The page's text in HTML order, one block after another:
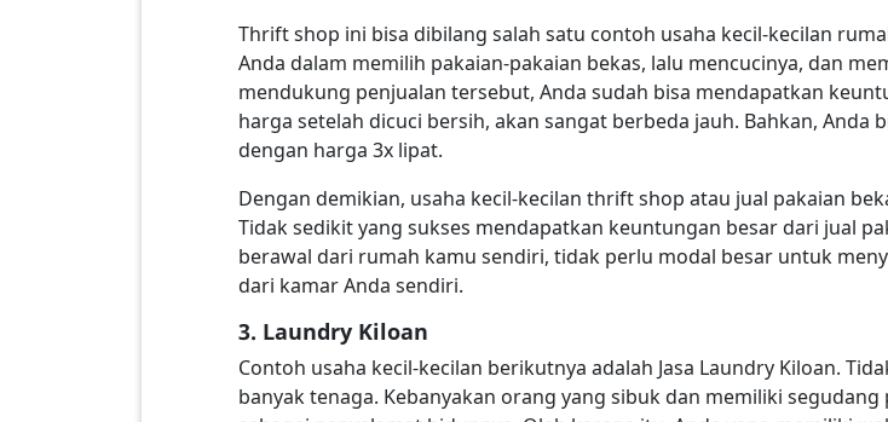
Thrift shop ini bisa dibilang salah satu contoh usaha kecil-kecilan
Anda dalam memilih pakaian-pakaian bekas, lalu mencucinya, dan
mendukung penjualan tersebut, Anda sudah bisa mendapatkan
harga setelah dicuci bersih, akan sangat berbeda jauh. Bahkan,
dengan harga 3x lipat.
Dengan demikian, usaha kecil-kecilan thrift shop atau jual pakaian
Tidak sedikit yang sukses mendapatkan keuntungan besar dari jual
berawal dari rumah kamu sendiri, tidak perlu modal besar untuk
dari kamar Anda sendiri.
3. Laundry Kiloan
Contoh usaha kecil-kecilan berikutnya adalah Jasa Laundry Kiloan.
banyak tenaga. Kebanyakan orang yang sibuk dan memiliki